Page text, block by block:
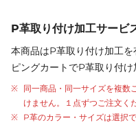
P革取り付け加工サービ
本商品はP革取り付け加工
ピングカートでP革取り付け
同一商品・同一サイズを複数
けません。１点ずつご注文く
P革のカラー・サイズは選択